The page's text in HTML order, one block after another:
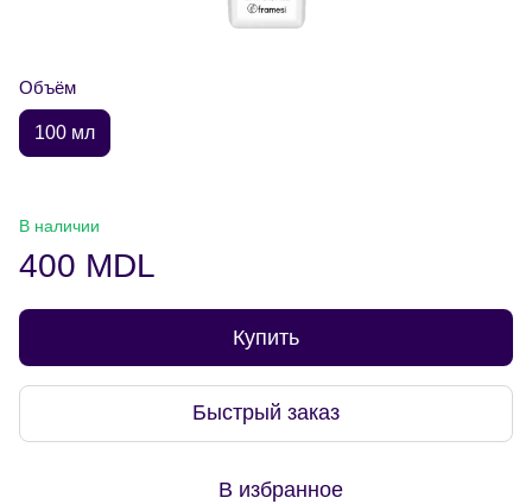
Объём
100 мл
В наличии
400 MDL
Купить
Быстрый заказ
В избранное